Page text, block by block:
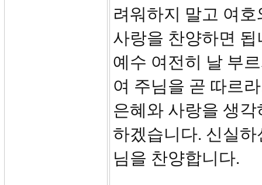
려워하지 말고 여
사랑을 찬양하면
예수 여전히 날 부
여 주님을 곧 따르
은혜와 사랑을 생
하겠습니다. 신실
님을 찬양합니다.